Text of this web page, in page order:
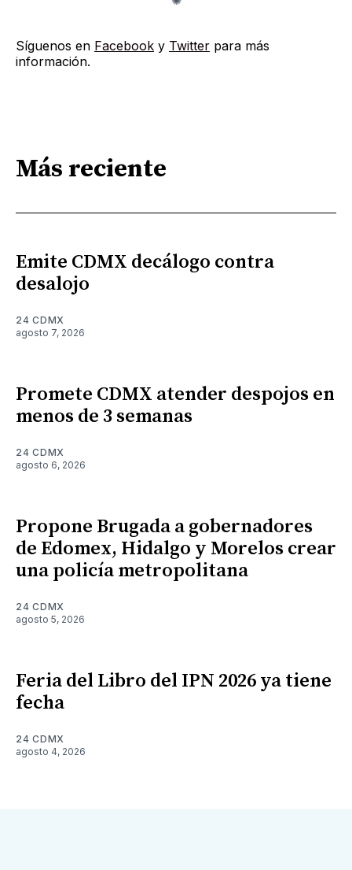
Síguenos en Facebook y Twitter para más
información.
Más reciente
Emite CDMX decálogo contra
desalojo
24 CDMX
agosto 7, 2026
Promete CDMX atender despojos en
menos de 3 semanas
24 CDMX
agosto 6, 2026
Propone Brugada a gobernadores
de Edomex, Hidalgo y Morelos crear
una policía metropolitana
24 CDMX
agosto 5, 2026
Feria del Libro del IPN 2026 ya tiene
fecha
24 CDMX
agosto 4, 2026